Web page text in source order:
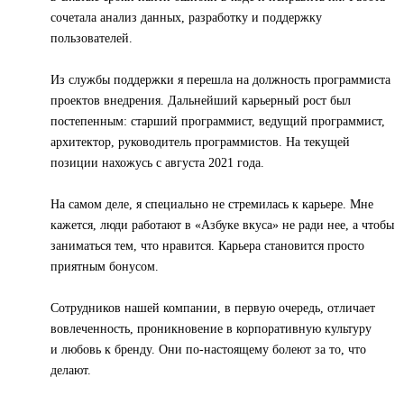
сочетала анализ данных, разработку и поддержку
пользователей.
Из службы поддержки я перешла на должность программиста
проектов внедрения. Дальнейший карьерный рост был
постепенным: старший программист, ведущий программист,
архитектор, руководитель программистов. На текущей
позиции нахожусь с августа 2021 года.
На самом деле, я специально не стремилась к карьере. Мне
кажется, люди работают в «Азбуке вкуса» не ради нее, а чтобы
заниматься тем, что нравится. Карьера становится просто
приятным бонусом.
Сотрудников нашей компании, в первую очередь, отличает
вовлеченность, проникновение в корпоративную культуру
и любовь к бренду. Они по-настоящему болеют за то, что
делают.